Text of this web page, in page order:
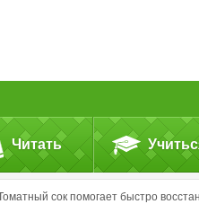
Читать
сок помогает быстро восстановить